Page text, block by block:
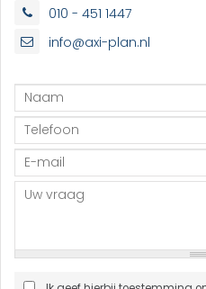
010 - 451 1447
info@axi-plan.nl